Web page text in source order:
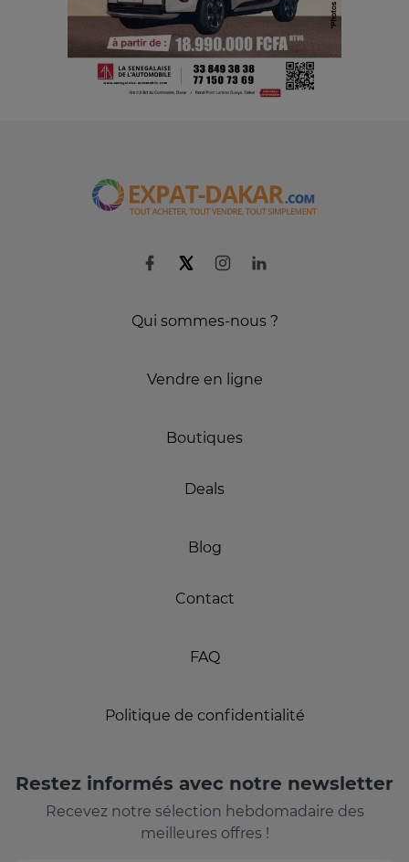
Qui sommes-nous ?
Vendre en ligne
Boutiques
Deals
Blog
Contact
FAQ
Politique de confidentialité
Restez informés avec notre newsletter
Recevez notre sélection hebdomadaire des
meilleures offres !